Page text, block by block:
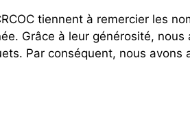
tiennent à remercier les
Grâce à leur générosité,
Par conséquent, nous avons